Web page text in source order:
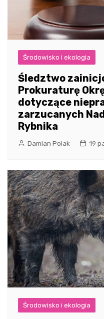
Środowisko i ekologia
Śledztwo
Prokuraturę
dotyczące
zarzucanych
Rybnika
Damian Polak 19
Środowisko i ekologia